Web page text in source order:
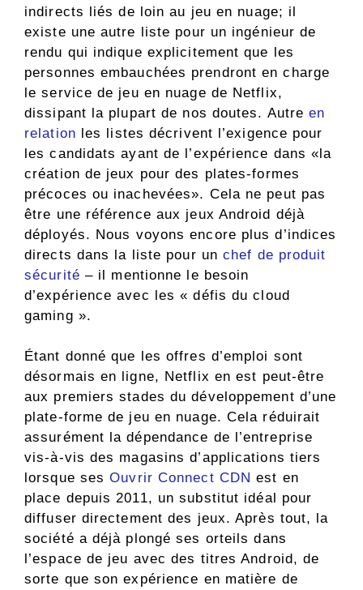
indirects liés de loin au jeu en nuage; il
existe une autre liste pour un ingénieur de
rendu qui indique explicitement que les
personnes embauchées prendront en charge
le service de jeu en nuage de Netflix,
dissipant la plupart de nos doutes. Autreen
relation les listes décrivent l’exigence pour
les candidats ayant de l’expérience dans «la
création de jeux pour des plates-formes
précoces ou inachevées». Cela ne peut pas
être une référence aux jeux Android déjà
déployés. Nous voyons encore plus d’indices
directs dans la liste pour unchef de produit
sécurité – il mentionne le besoin
d’expérience avec les « défis du cloud
gaming ».
Étant donné que les offres d’emploi sont
désormais en ligne, Netflix en est peut-être
aux premiers stades du développement d’une
plate-forme de jeu en nuage. Cela réduirait
assurément la dépendance de l’entreprise
vis-à-vis des magasins d’applications tiers
lorsque sesOuvrir Connect CDN est en
place depuis 2011, un substitut idéal pour
diffuser directement des jeux. Après tout, la
société a déjà plongé ses orteils dans
l’espace de jeu avec des titres Android, de
sorte que son expérience en matière de